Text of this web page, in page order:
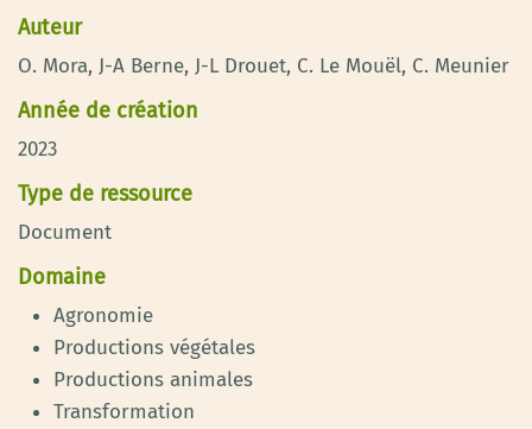
Auteur
O. Mora, J-A Berne, J-L Drouet, C. Le Mouël, C. Meunier
Année de création
2023
Type de ressource
Document
Domaine
Agronomie
Productions végétales
Productions animales
Transformation